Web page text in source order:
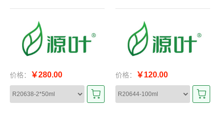
价格： ￥280.00 价格： ￥120.00